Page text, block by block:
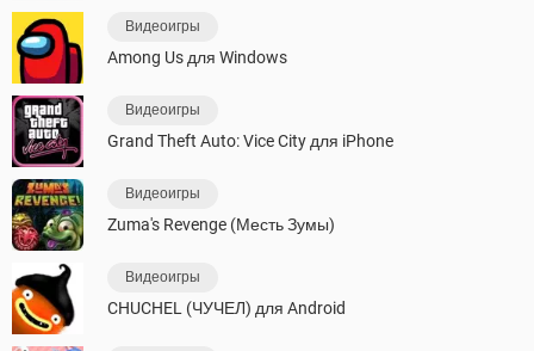
Видеоигры
Among Us для Windows
Видеоигры
Grand Theft Auto: Vice City для iPhone
Видеоигры
Zuma's Revenge (Месть Зумы)
Видеоигры
CHUCHEL (ЧУЧЕЛ) для Android